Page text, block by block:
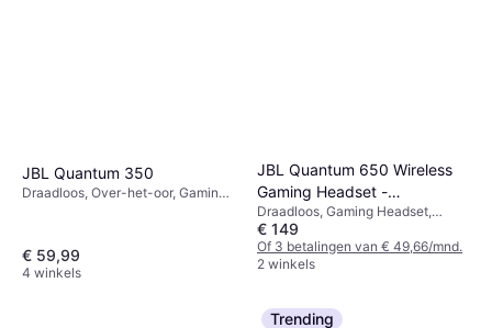
JBL Quantum 350
Draadloos, Over-het-oor, Gaming
€ 59,99
4 winkels
JBL Quantum 650 Wireless
Gaming Headset -
White/Orange
Draadloos, Gaming Headset,
Microfoon, Bluetooth
€ 149
Of 3 betalingen van € 49,66/mnd.
2 winkels
Trending